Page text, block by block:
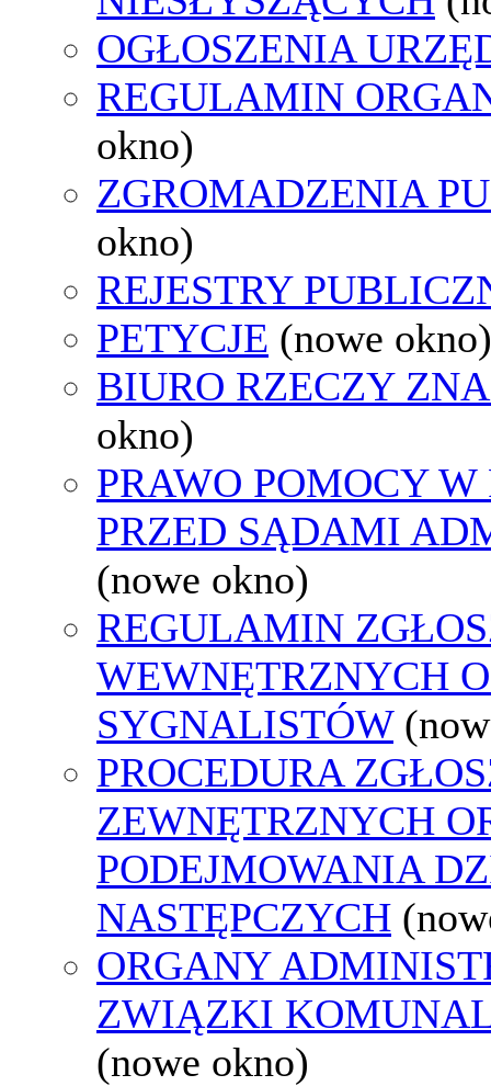
OGŁOSZENIA
REGULAMIN
okno)
ZGROMADZENIA
okno)
REJESTRY
PETYCJE (nowe okno)
BIURO RZECZY
okno)
PRAWO POMOCY
PRZED SĄDAMI
(nowe okno)
REGULAMIN
WEWNĘTRZNYCH
SYGNALISTÓW
PROCEDURA
ZEWNĘTRZNYCH
PODEJMOWANIA
NASTĘPCZYCH
ORGANY
ZWIĄZKI
(nowe okno)